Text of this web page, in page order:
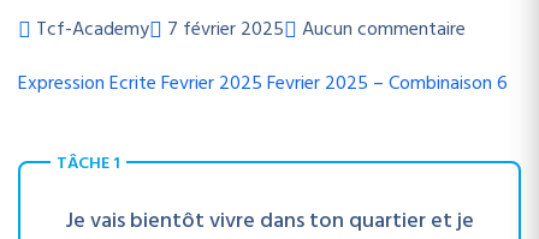
Tcf-Academy 7 février 2025
Aucun commentaire
Expression EcriteFevrier 2025Fevrier 2025 – Combinaison 6
TÂCHE 1
Je vais bientôt vivre dans ton quartier et je